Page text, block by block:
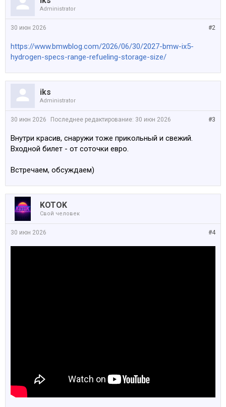
Administrator
#2
30 июн 2026
https://www.bmwblog.com/2026/06/30/2027-bmw-ix5-
hydrogen-specs-range-refueling-storage-size/
iks
Administrator
#3
30 июн 2026 Последнее редактирование: 30 июн 2026
Внутри красив, снаружи тоже прикольный и свежий.
Входной билет - от соточки евро.
Встречаем, обсуждаем)
KOTOK
Свой человек
#4
30 июн 2026